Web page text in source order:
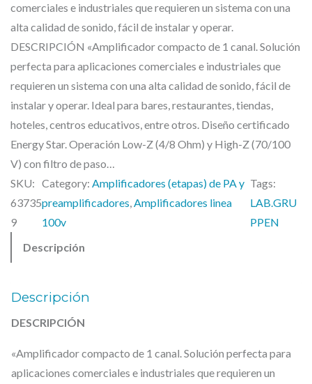
comerciales e industriales que requieren un sistema con una
alta calidad de sonido, fácil de instalar y operar.
DESCRIPCIÓN «Amplificador compacto de 1 canal. Solución
perfecta para aplicaciones comerciales e industriales que
requieren un sistema con una alta calidad de sonido, fácil de
instalar y operar. Ideal para bares, restaurantes, tiendas,
hoteles, centros educativos, entre otros. Diseño certificado
Energy Star. Operación Low-Z (4/8 Ohm) y High-Z (70/100
V) con filtro de paso…
SKU:
63735
9
Category:Amplificadores (etapas) de PA y
preamplificadores, Amplificadores linea
100v
Tags:
LAB.GRU
PPEN
Descripción
Descripción
DESCRIPCIÓN
«Amplificador compacto de 1 canal. Solución perfecta para
aplicaciones comerciales e industriales que requieren un